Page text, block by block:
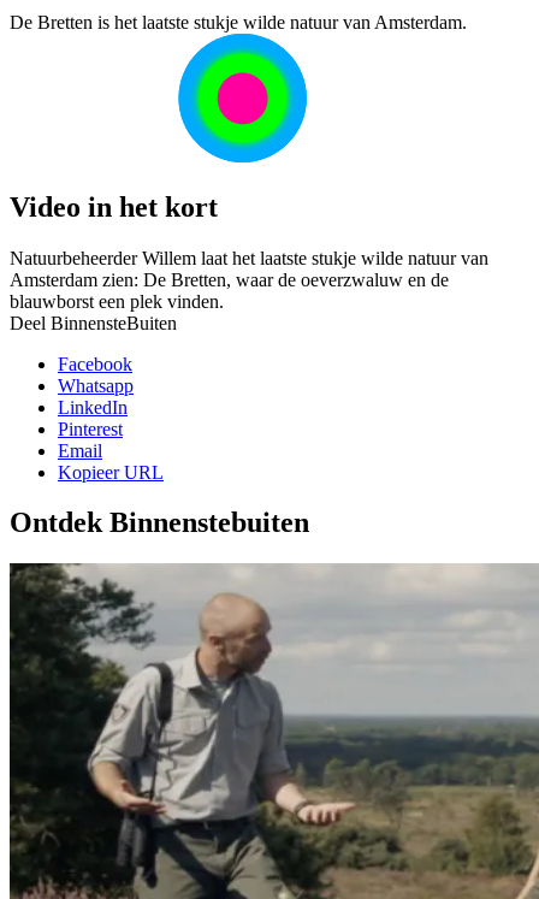
De Bretten is het laatste stukje wilde natuur van Amsterdam.
Video in het kort
Natuurbeheerder Willem laat het laatste stukje wilde natuur van
Amsterdam zien: De Bretten, waar de oeverzwaluw en de
blauwborst een plek vinden.
Deel BinnensteBuiten
Facebook
Whatsapp
LinkedIn
Pinterest
Email
Kopieer URL
Ontdek Binnenstebuiten